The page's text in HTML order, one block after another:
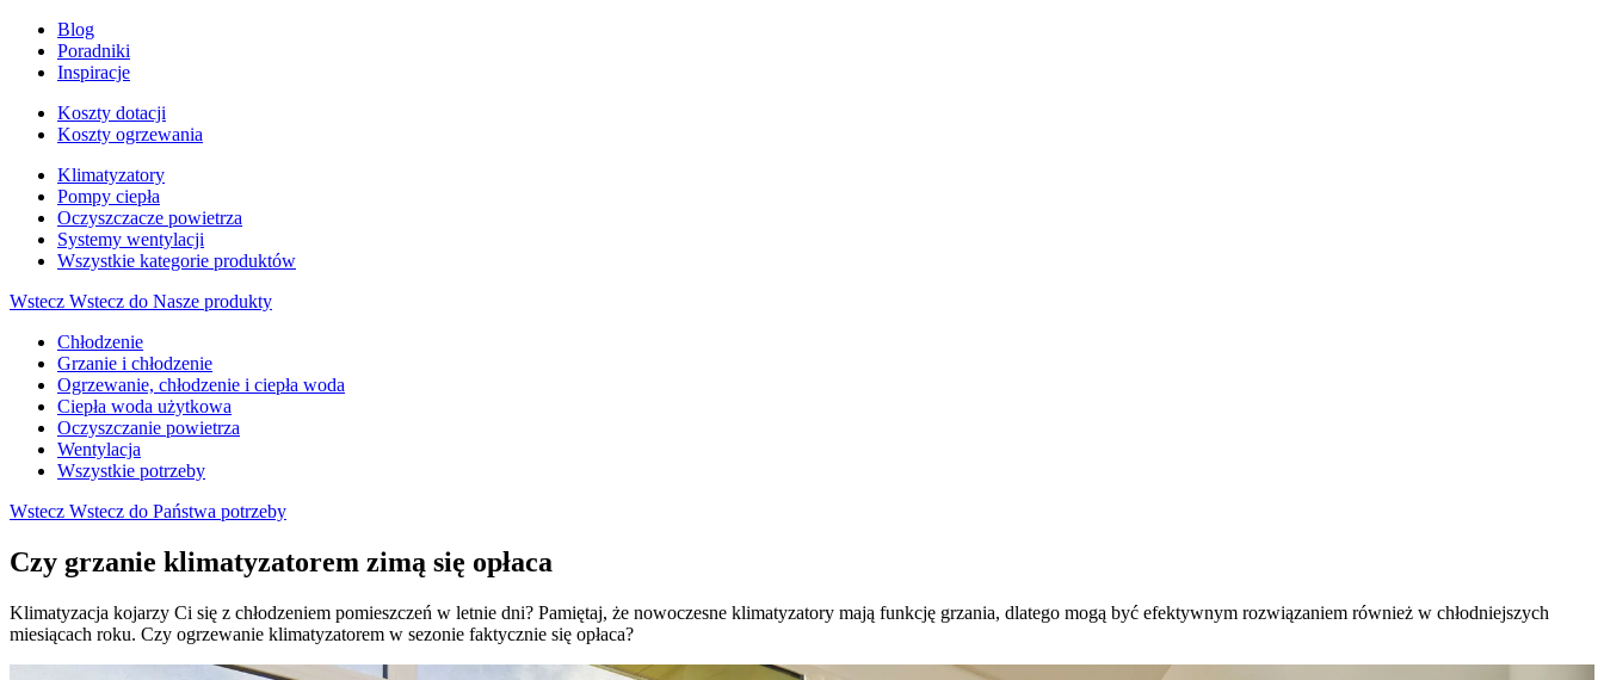
Blog
Poradniki
Inspiracje
Koszty dotacji
Koszty ogrzewania
Klimatyzatory
Pompy ciepła
Oczyszczacze powietrza
Systemy wentylacji
Wszystkie kategorie produktów
Wstecz Wstecz do Nasze produkty
Chłodzenie
Grzanie i chłodzenie
Ogrzewanie, chłodzenie i ciepła woda
Ciepła woda użytkowa
Oczyszczanie powietrza
Wentylacja
Wszystkie potrzeby
Wstecz Wstecz do Państwa potrzeby
Czy grzanie klimatyzatorem zimą się opłaca
Klimatyzacja kojarzy Ci się z chłodzeniem pomieszczeń w letnie dni? Pamiętaj, że nowoczesne klimatyzatory mają funkcję grzania, dlatego mogą być efektywnym rozwiązaniem również w chłodniejszych
miesiącach roku. Czy ogrzewanie klimatyzatorem w sezonie faktycznie się opłaca?